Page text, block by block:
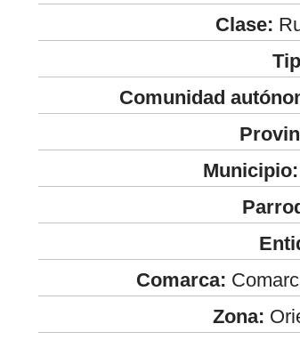
Clase:
Comunidad
Municipio:
Comarca:
Zona: